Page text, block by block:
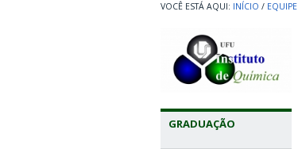
INÍCIO / EQUIPE
GRADUAÇÃO